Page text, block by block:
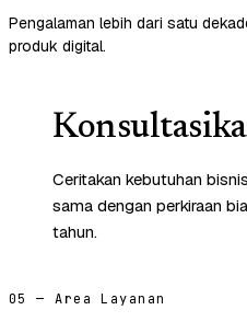
Pengalaman lebih dari satu
produk digital.
Ceritakan kebutuhan
sama dengan perkiraan
tahun.
05 — Area Layanan